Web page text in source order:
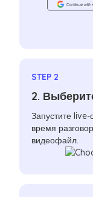
STEP 2
2.
Запустите
время
видеофайл.